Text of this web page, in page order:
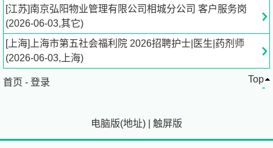
有长期耐心的同学加入；\n2、良好公司及团队氛围，寻找
积极主动性强的同学加入，并非循规蹈矩的工作模式，有大
量主动探索和创新的空间，有很大几率参与到有趣和令人难
忘的项目中来！
立即申请：
[江苏]南京弘阳物业管理有限公司相城分公司 客户服务岗
(2026-06-03,其它)
[上海]上海市第五社会福利院 2026招聘护士|医生|药剂师
(2026-06-03,上海)
首页 - 登录 Top
电脑版(地址) 触屏版